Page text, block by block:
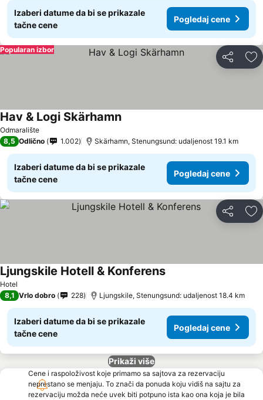
Izaberi datume da bi se prikazale
tačne cene
Pogledaj cene
Deli
Popularan izbor
Odmaralište
Hav & Logi Skärhamn
8,5 Odlično 1.002 Skärhamn, Stenungsund: udaljenost 19.1 km
Izaberi datume da bi se prikazale
tačne cene
Pogledaj cene
Deli
Hotel
Ljungskile Hotell & Konferens
8,1 Vrlo dobro 228 Ljungskile, Stenungsund: udaljenost 18.4 km
Izaberi datume da bi se prikazale
tačne cene
Pogledaj cene
Prikaži više
Cene i raspoloživost koje primamo sa sajtova za rezervaciju
neprestano se menjaju. To znači da ponuda koju vidiš na sajtu za
rezervaciju možda neće uvek biti potpuno ista kao ona koja je bila